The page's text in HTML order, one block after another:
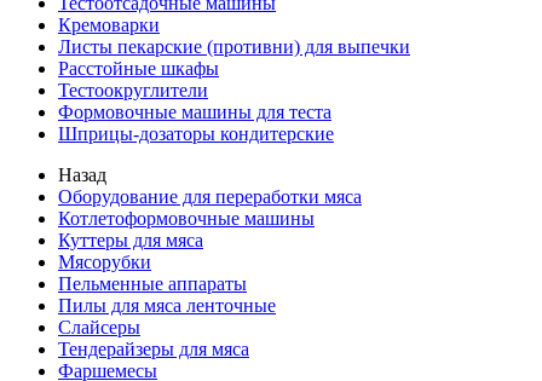
Кремоварки
Листы пекарские (противни) для выпечки
Расстойные шкафы
Тестоокруглители
Формовочные машины для теста
Шприцы-дозаторы кондитерские
Назад
Оборудование для переработки мяса
Котлетоформовочные машины
Куттеры для мяса
Мясорубки
Пельменные аппараты
Пилы для мяса ленточные
Слайсеры
Тендерайзеры для мяса
Фаршемесы